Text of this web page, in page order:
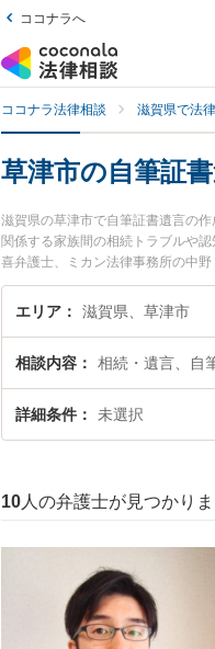
ココナラへ
ココナラ法律相談 滋賀県で法
草津市の自筆証
滋賀県の草津市で自筆証書遺言の
関係する家族間の相続トラブルや
喜弁護士、ミカン法律事務所の中
を今すぐに弁護士に相談したい』
の弁護士に相談予約したい』など
エリア 滋賀県、草津市
相談内容 相続・遺言、自
詳細条件 未選択
10 人の弁護士が見つかり